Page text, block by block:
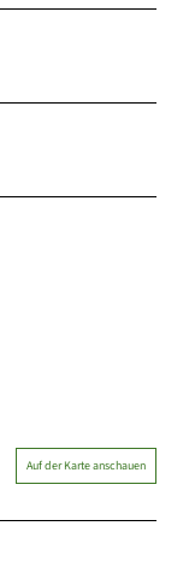
Auf der Karte anschauen